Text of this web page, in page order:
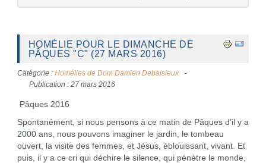
HOMÉLIE POUR LE DIMANCHE DE
PÂQUES "C" (27 MARS 2016)
Catégorie : Homélies de Dom Damien Debaisieux
Publication : 27 mars 2016
Pâques 2016
Spontanément, si nous pensons à ce matin de Pâques d’il y a
2000 ans, nous pouvons imaginer le jardin, le tombeau
ouvert, la visite des femmes, et Jésus, éblouissant, vivant. Et
puis, il y a ce cri qui déchire le silence, qui pénètre le monde,